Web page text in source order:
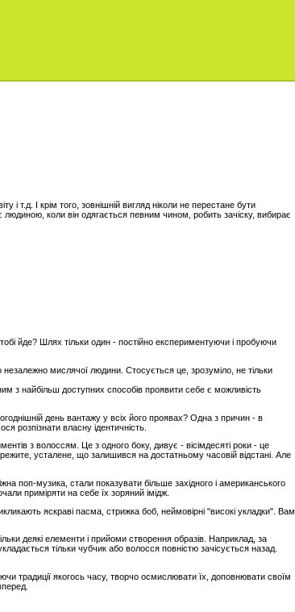
і т.д. І крім того, зовнішній вигляд ніколи не перестане бути
коли він одягається певним чином, робить зачіску, вибирає
йде? Шлях тільки один - постійно експериментуючи і пробуючи
мислячої людини. Стосується це, зрозуміло, не тільки
з найбільш доступних способів проявити себе є можливість
день вантажу у всіх його проявах? Одна з причин - в
розпізнати власну ідентичність.
з волоссям. Це з одного боку, дивує - вісімдесяті роки - це
усталене, що залишився на достатньому часовій відстані. Але
поп-музика, стали показувати більше західного і американського
приміряти на себе їх зоряний імідж.
яскраві пасма, стрижка боб, неймовірні "високі укладки". Вам
деякі елементи і прийоми створення образів. Наприклад, за
тільки чубчик або волосся повністю зачісується назад.
традиції якогось часу, творчо осмислювати їх, доповнювати своїм